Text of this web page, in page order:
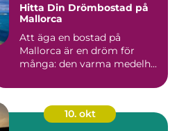
Hitta Din Drömbostad på
Mallorca
Att äga en bostad på
Mallorca är en dröm för
många: den varma medelh...
10. okt